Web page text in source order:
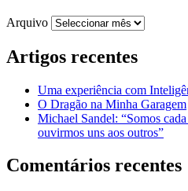
Arquivo
Artigos recentes
Uma experiência com
O Dragão na Minha Garagem
Michael Sandel: “Somos
ouvirmos uns aos outros”
Comentários recentes